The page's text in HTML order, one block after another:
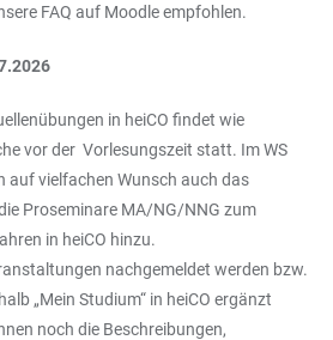
FAQ auf Moodle empfohlen.
in heiCO findet wie
vor der Vorlesungszeit statt. Im WS
auf vielfachen Wunsch auch das
Proseminare MA/NG/NNG zum
in heiCO hinzu.
nachgemeldet werden bzw.
„Mein Studium“ in heiCO ergänzt
noch die Beschreibungen,